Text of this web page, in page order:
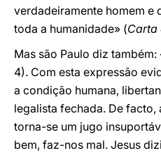
verdadeiramente homem e
toda a humanidade» (Carta
Mas são Paulo diz
4). Com esta expressão
a condição humana,
legalista fechada. De facto,
torna-se um jugo
bem, faz-nos mal. Jesus